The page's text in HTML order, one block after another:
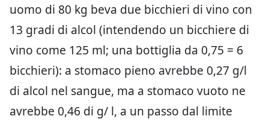
uomo di 80 kg beva due bicchieri di vino con
13 gradi di alcol (intendendo un bicchiere di
vino come 125 ml; una bottiglia da 0,75 = 6
bicchieri): a stomaco pieno avrebbe 0,27 g/l
di alcol nel sangue, ma a stomaco vuoto ne
avrebbe 0,46 di g/ l, a un passo dal limite